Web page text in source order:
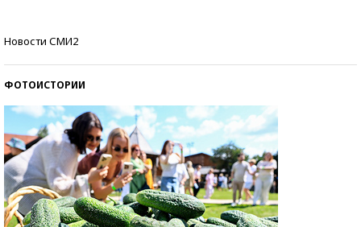
Новости СМИ2
ФОТОИСТОРИИ